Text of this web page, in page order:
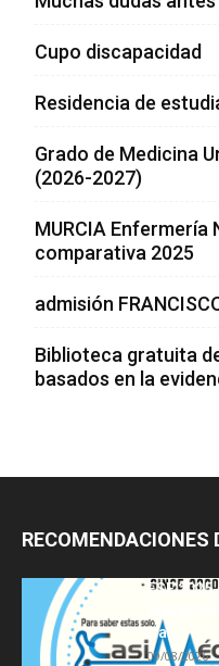
Cupo discapacidad
Residencia de
Grado de Medicina
(2026-2027)
MURCIA
comparativa 2025
admisión
Biblioteca gratuita
basados en la
RECOMENDACIONES
FSE
plazas
tras...
09/08/2026